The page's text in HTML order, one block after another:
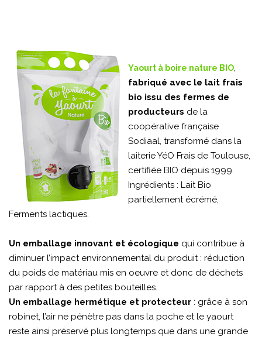
Yaourt à boire nature BIO,
fabriqué avec le lait frais
bio issu des fermes de
producteurs de la
coopérative française
Sodiaal, transformé dans la
laiterie YéO Frais de Toulouse,
certifiée BIO depuis 1999.
Ingrédients : Lait Bio
partiellement écrémé,
Ferments lactiques.
Un emballage innovant et écologique qui contribue à
diminuer l’impact environnemental du produit : réduction
du poids de matériau mis en oeuvre et donc de déchets
par rapport à des petites bouteilles.
Un emballage hermétique et protecteur : grâce à son
robinet, l’air ne pénètre pas dans la poche et le yaourt
reste ainsi préservé plus longtemps que dans une grande